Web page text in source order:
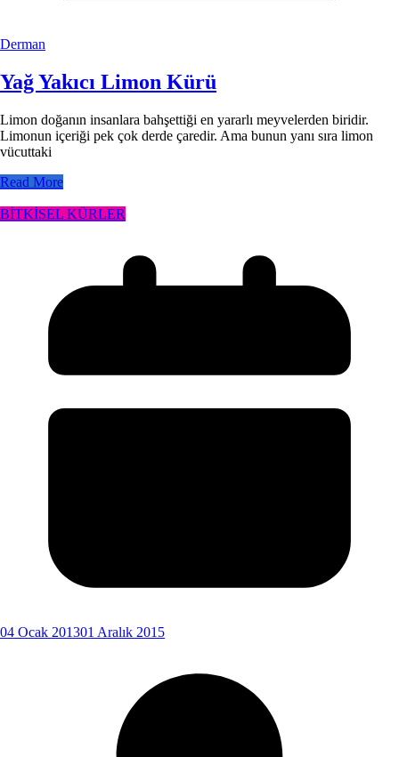
Derman
Yağ Yakıcı Limon Kürü
Limon doğanın insanlara bahşettiği en yararlı meyvelerden biridir.
Limonun içeriği pek çok derde çaredir. Ama bunun yanı sıra limon
vücuttaki
Read More
BİTKİSEL KÜRLER
04 Ocak 201301 Aralık 2015